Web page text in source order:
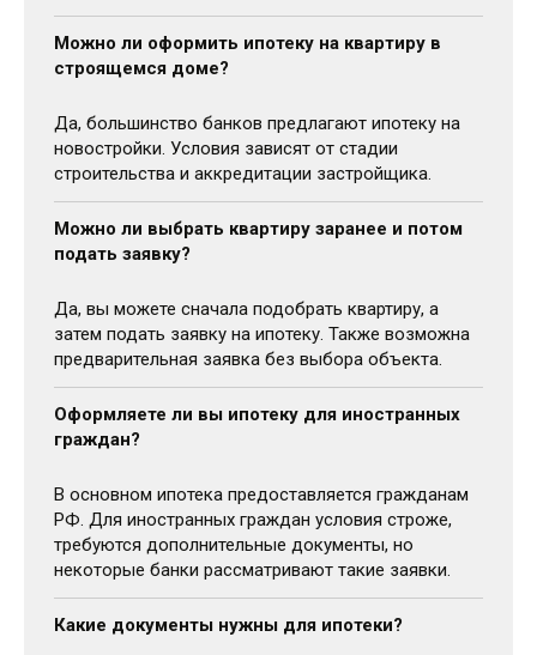
Можно ли оформить ипотеку на квартиру в
строящемся доме?
Да, большинство банков предлагают ипотеку на
новостройки. Условия зависят от стадии
строительства и аккредитации застройщика.
Можно ли выбрать квартиру заранее и потом
подать заявку?
Да, вы можете сначала подобрать квартиру, а
затем подать заявку на ипотеку. Также возможна
предварительная заявка без выбора объекта.
Оформляете ли вы ипотеку для иностранных
граждан?
В основном ипотека предоставляется гражданам
РФ. Для иностранных граждан условия строже,
требуются дополнительные документы, но
некоторые банки рассматривают такие заявки.
Какие документы нужны для ипотеки?